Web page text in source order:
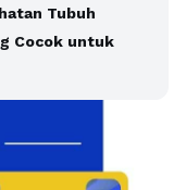
Tubuh
Cocok untuk